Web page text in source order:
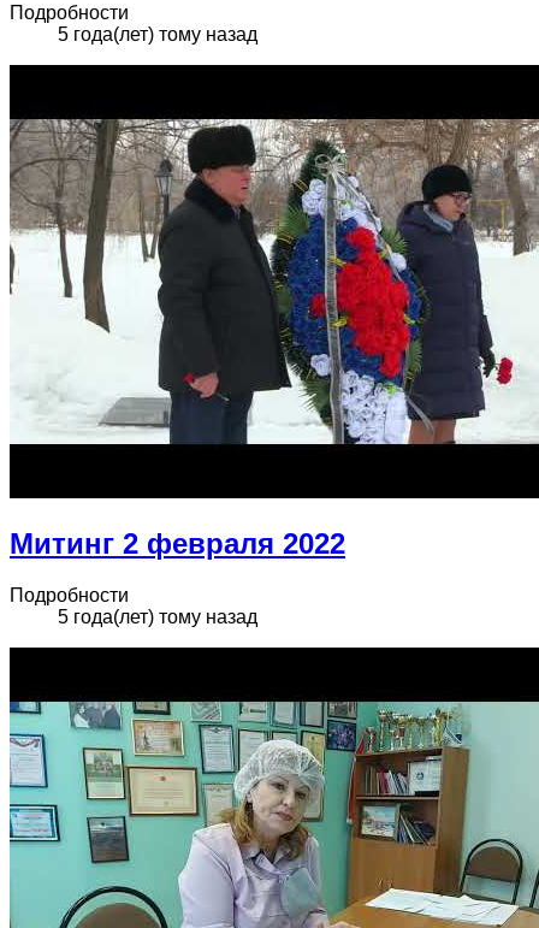
Подробности
5 года(лет) тому назад
Митинг 2 февраля 2022
Подробности
5 года(лет) тому назад